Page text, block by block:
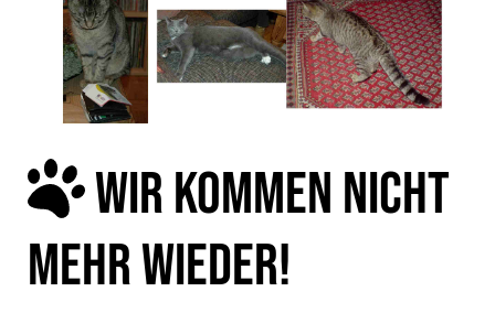
WIR KOMMEN NICHT
MEHR WIEDER!